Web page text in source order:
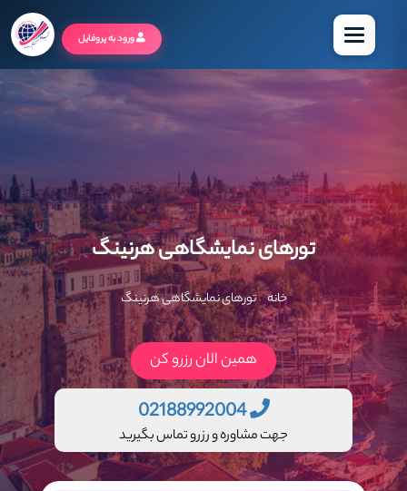
منو ورود به پروفایل
تورهای نمایشگاهی هرنینگ
خانه تورهای نمایشگاهی هرنینگ
همین الان رزرو کن
02188992004
جهت مشاوره و رزرو تماس بگیرید